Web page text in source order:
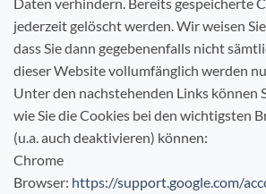
jederzeit gelöscht werden. Wir weisen
dass Sie dann gegebenenfalls nicht
dieser Website vollumfänglich werden
Unter den nachstehenden Links können
wie Sie die Cookies bei den wichtigsten
(u.a. auch deaktivieren) können:
Chrome
Browser: https://support.google.com/